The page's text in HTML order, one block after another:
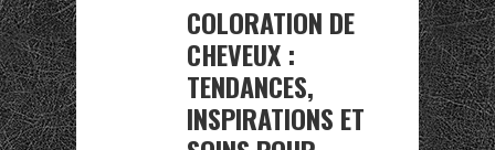
COLORATION DE
CHEVEUX :
TENDANCES,
INSPIRATIONS ET